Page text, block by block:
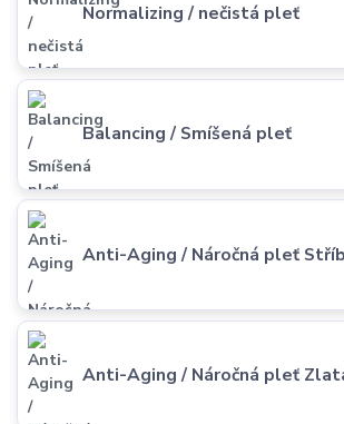
Normalizing / nečistá pleť
Balancing / Smíšená pleť
Anti-Aging / Náročná pleť
Anti-Aging / Náročná pleť